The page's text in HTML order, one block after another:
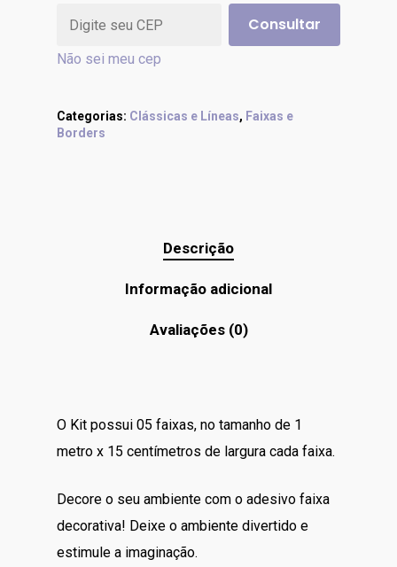
Consultar
Não sei meu cep
Categorias: Clássicas e Líneas, Faixas e
Borders
Descrição
Informação adicional
Avaliações (0)
O Kit possui 05 faixas, no tamanho de 1
metro x 15 centímetros de largura cada faixa.
Decore o seu ambiente com o adesivo faixa
decorativa! Deixe o ambiente divertido e
estimule a imaginação.